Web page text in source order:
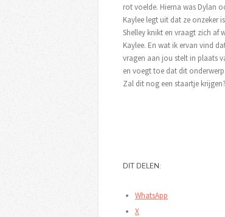
rot voelde. Hierna was Dylan
Kaylee legt uit dat ze onzeker
Shelley knikt en vraagt zich
Kaylee. En wat ik ervan vind
vragen aan jou stelt in plaats
en voegt toe dat dit
Zal dit nog een staartje krijgen?
DIT DELEN:
WhatsApp
X